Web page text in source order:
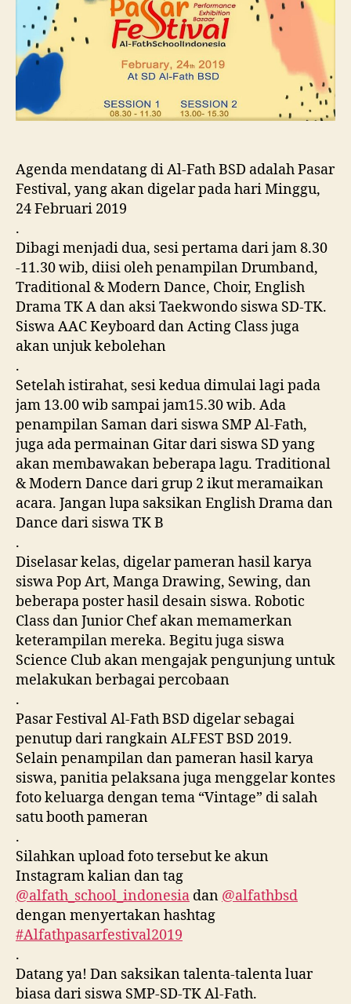
Agenda mendatang di Al-Fath BSD adalah Pasar
Festival, yang akan digelar pada hari Minggu,
24 Februari 2019
.
Dibagi menjadi dua, sesi pertama dari jam 8.30
-11.30 wib, diisi oleh penampilan Drumband,
Traditional & Modern Dance, Choir, English
Drama TK A dan aksi Taekwondo siswa SD-TK.
Siswa AAC Keyboard dan Acting Class juga
akan unjuk kebolehan
.
Setelah istirahat, sesi kedua dimulai lagi pada
jam 13.00 wib sampai jam15.30 wib. Ada
penampilan Saman dari siswa SMP Al-Fath,
juga ada permainan Gitar dari siswa SD yang
akan membawakan beberapa lagu. Traditional
& Modern Dance dari grup 2 ikut meramaikan
acara. Jangan lupa saksikan English Drama dan
Dance dari siswa TK B
.
Diselasar kelas, digelar pameran hasil karya
siswa Pop Art, Manga Drawing, Sewing, dan
beberapa poster hasil desain siswa. Robotic
Class dan Junior Chef akan memamerkan
keterampilan mereka. Begitu juga siswa
Science Club akan mengajak pengunjung untuk
melakukan berbagai percobaan
.
Pasar Festival Al-Fath BSD digelar sebagai
penutup dari rangkain ALFEST BSD 2019.
Selain penampilan dan pameran hasil karya
siswa, panitia pelaksana juga menggelar kontes
foto keluarga dengan tema “Vintage” di salah
satu booth pameran
.
Silahkan upload foto tersebut ke akun
Instagram kalian dan tag
@alfath_school_indonesia dan @alfathbsd
dengan menyertakan hashtag
#Alfathpasarfestival2019
.
Datang ya! Dan saksikan talenta-talenta luar
biasa dari siswa SMP-SD-TK Al-Fath.